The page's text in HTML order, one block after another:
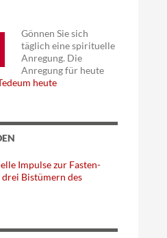
Gönnen Sie sich
täglich eine spirituelle
Anregung. Die
Anregung für heute
heute
Impulse zur Fasten-
Bistümern des